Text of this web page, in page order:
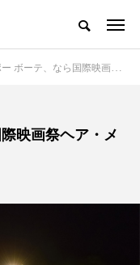
、なら国際映画祭ヘア・メーキャップ協賛
映画祭ヘア・メ